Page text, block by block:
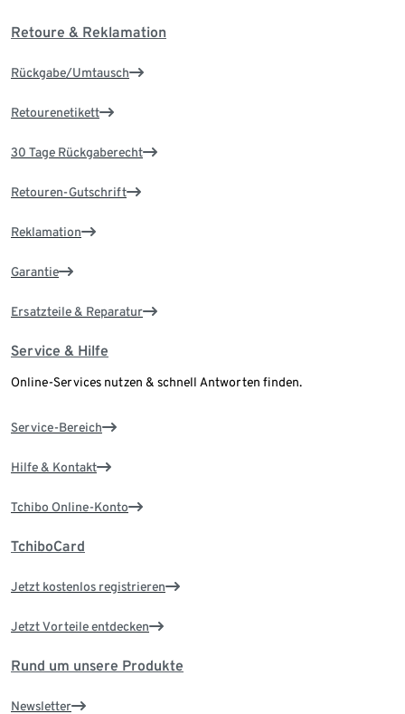
Retoure & Reklamation
Rückgabe/Umtausch
Retourenetikett
30 Tage Rückgaberecht
Retouren-Gutschrift
Reklamation
Garantie
Ersatzteile & Reparatur
Service & Hilfe
Online-Services nutzen & schnell Antworten finden.
Service-Bereich
Hilfe & Kontakt
Tchibo Online-Konto
TchiboCard
Jetzt kostenlos registrieren
Jetzt Vorteile entdecken
Rund um unsere Produkte
Newsletter